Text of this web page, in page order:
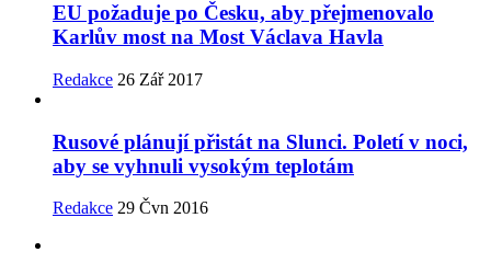
EU požaduje po Česku, aby přejmenovalo
Karlův most na Most Václava Havla
Redakce 26 Zář 2017
Rusové plánují přistát na Slunci. Poletí v noci,
aby se vyhnuli vysokým teplotám
Redakce 29 Čvn 2016